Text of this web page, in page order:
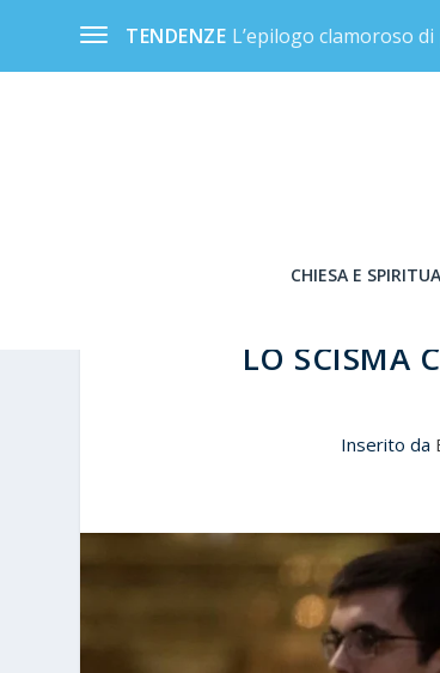
TENDENZE L’epilogo clamoroso
CHIESA E
LO SCISMA
Inserito da